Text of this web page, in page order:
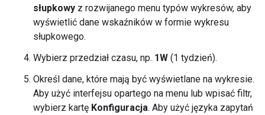
słupkowy z rozwijanego menu typów wykresów, aby
wyświetlić dane wskaźników w formie wykresu
słupkowego.
Wybierz przedział czasu, np. 1W (1 tydzień).
Określ dane, które mają być wyświetlane na wykresie.
Aby użyć interfejsu opartego na menu lub wpisać filtr,
wybierz kartę Konfiguracja. Aby użyć języka zapytań